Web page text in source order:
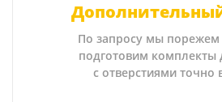
По запросу мы
подготовим комплекты
с отверстиями точно